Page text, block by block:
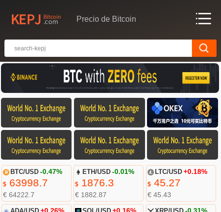
Precio de Bitcoin
BTC/USD -0.47%
$63998.7
€ 64222.7
ETH/USD -0.01%
$ 1876.3
€ 1882.87
LTC/USD +0.18%
$45.27
€ 45.43